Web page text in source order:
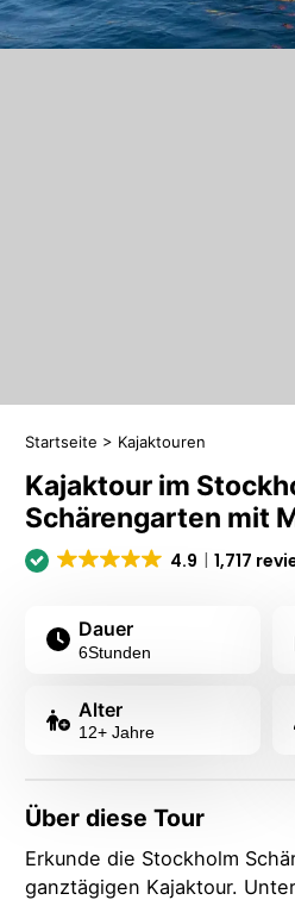
Startseite > Kajaktouren
Kajaktour im
Schärengarten mit
4.9 1,717
Dauer
6Stunden
Alter
12+ Jahre
Über diese Tour
Erkunde die Stockholm
ganztägigen Kajaktour.